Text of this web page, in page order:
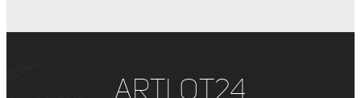
ArtLot24